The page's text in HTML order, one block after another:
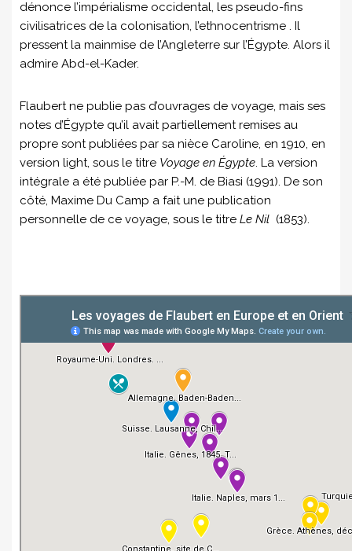
dénonce l’impérialisme occidental, les pseudo-fins
civilisatrices de la colonisation, l’ethnocentrisme . Il
pressent la mainmise de l’Angleterre sur l’Égypte. Alors il
admire Abd-el-Kader.
Flaubert ne publie pas d’ouvrages de voyage, mais ses
notes d’Égypte qu’il avait partiellement remises au
propre sont publiées par sa nièce Caroline, en 1910, en
version light, sous le titre Voyage en Égypte. La version
intégrale a été publiée par P.-M. de Biasi (1991). De son
côté, Maxime Du Camp a fait une publication
personnelle de ce voyage, sous le titre Le Nil (1853).